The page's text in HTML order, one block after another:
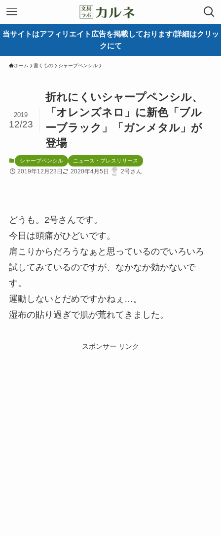
当サイトはアフィリエイト広告を掲載しております/詳細はクリッ
クにて
ホーム 書くもの シャープペンシル
折れにくいシャープペンシル、
「オレンズネロ」に新色「ブル
ーブラック」「ガンメタル」が
登場
2019
12/23
シャープペンシル ニュース・プレスリリース
2019年12月23日 2020年4月5日 2号さん
どうも。2号さんです。
今日は頭痛がひどいです。
肩こりからだろうなぁと思っているのでいろいろ
試してみているのですが、なかなか効かないで
す。
運動しないとだめですかねぇ…。
湿布の貼り過ぎで肌が荒れてきました。
スポンサー リンク